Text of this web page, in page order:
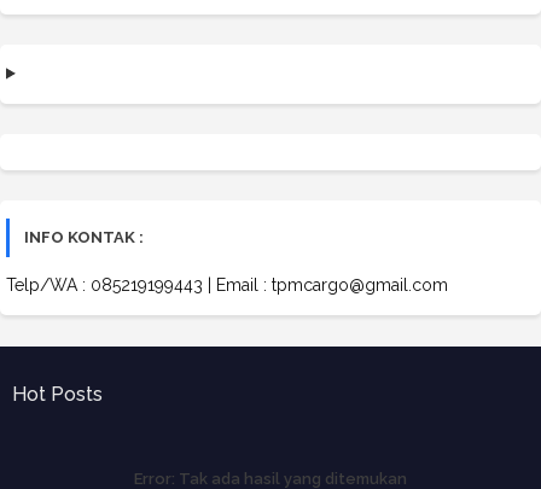
INFO KONTAK :
Telp/WA : 085219199443 | Email : tpmcargo@gmail.com
Hot Posts
Error: Tak ada hasil yang ditemukan